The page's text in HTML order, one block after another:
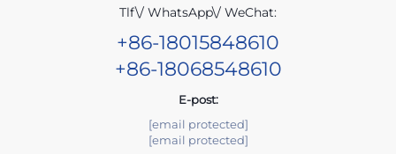
Tlf\/ WhatsApp\/ WeChat:
+86-18015848610
+86-18068548610
E-post:
[email protected]
[email protected]